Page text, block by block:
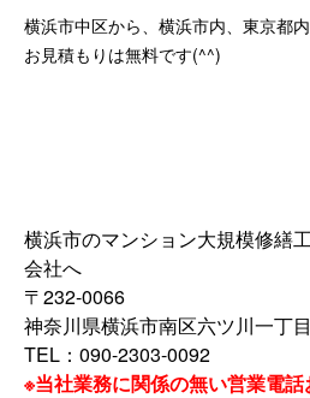
横浜市中区から、横浜市内、東京都
お見積もりは無料です(^^)
横浜市のマンション大規模修繕
会社へ
〒232-0066
神奈川県横浜市南区六ツ川一丁
TEL：090-2303-0092
※当社業務に関係の無い営業電話